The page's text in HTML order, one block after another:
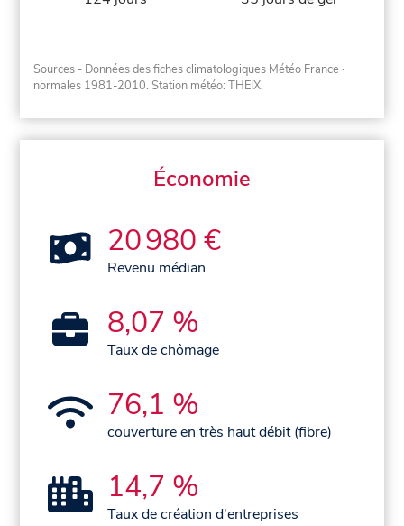
Sources - Données des fiches climatologiques Météo France ·
normales 1981-2010. Station météo: THEIX.
Économie
20 980 €
Revenu médian
8,07 %
Taux de chômage
76,1 %
couverture en très haut débit (fibre)
14,7 %
Taux de création d'entreprises